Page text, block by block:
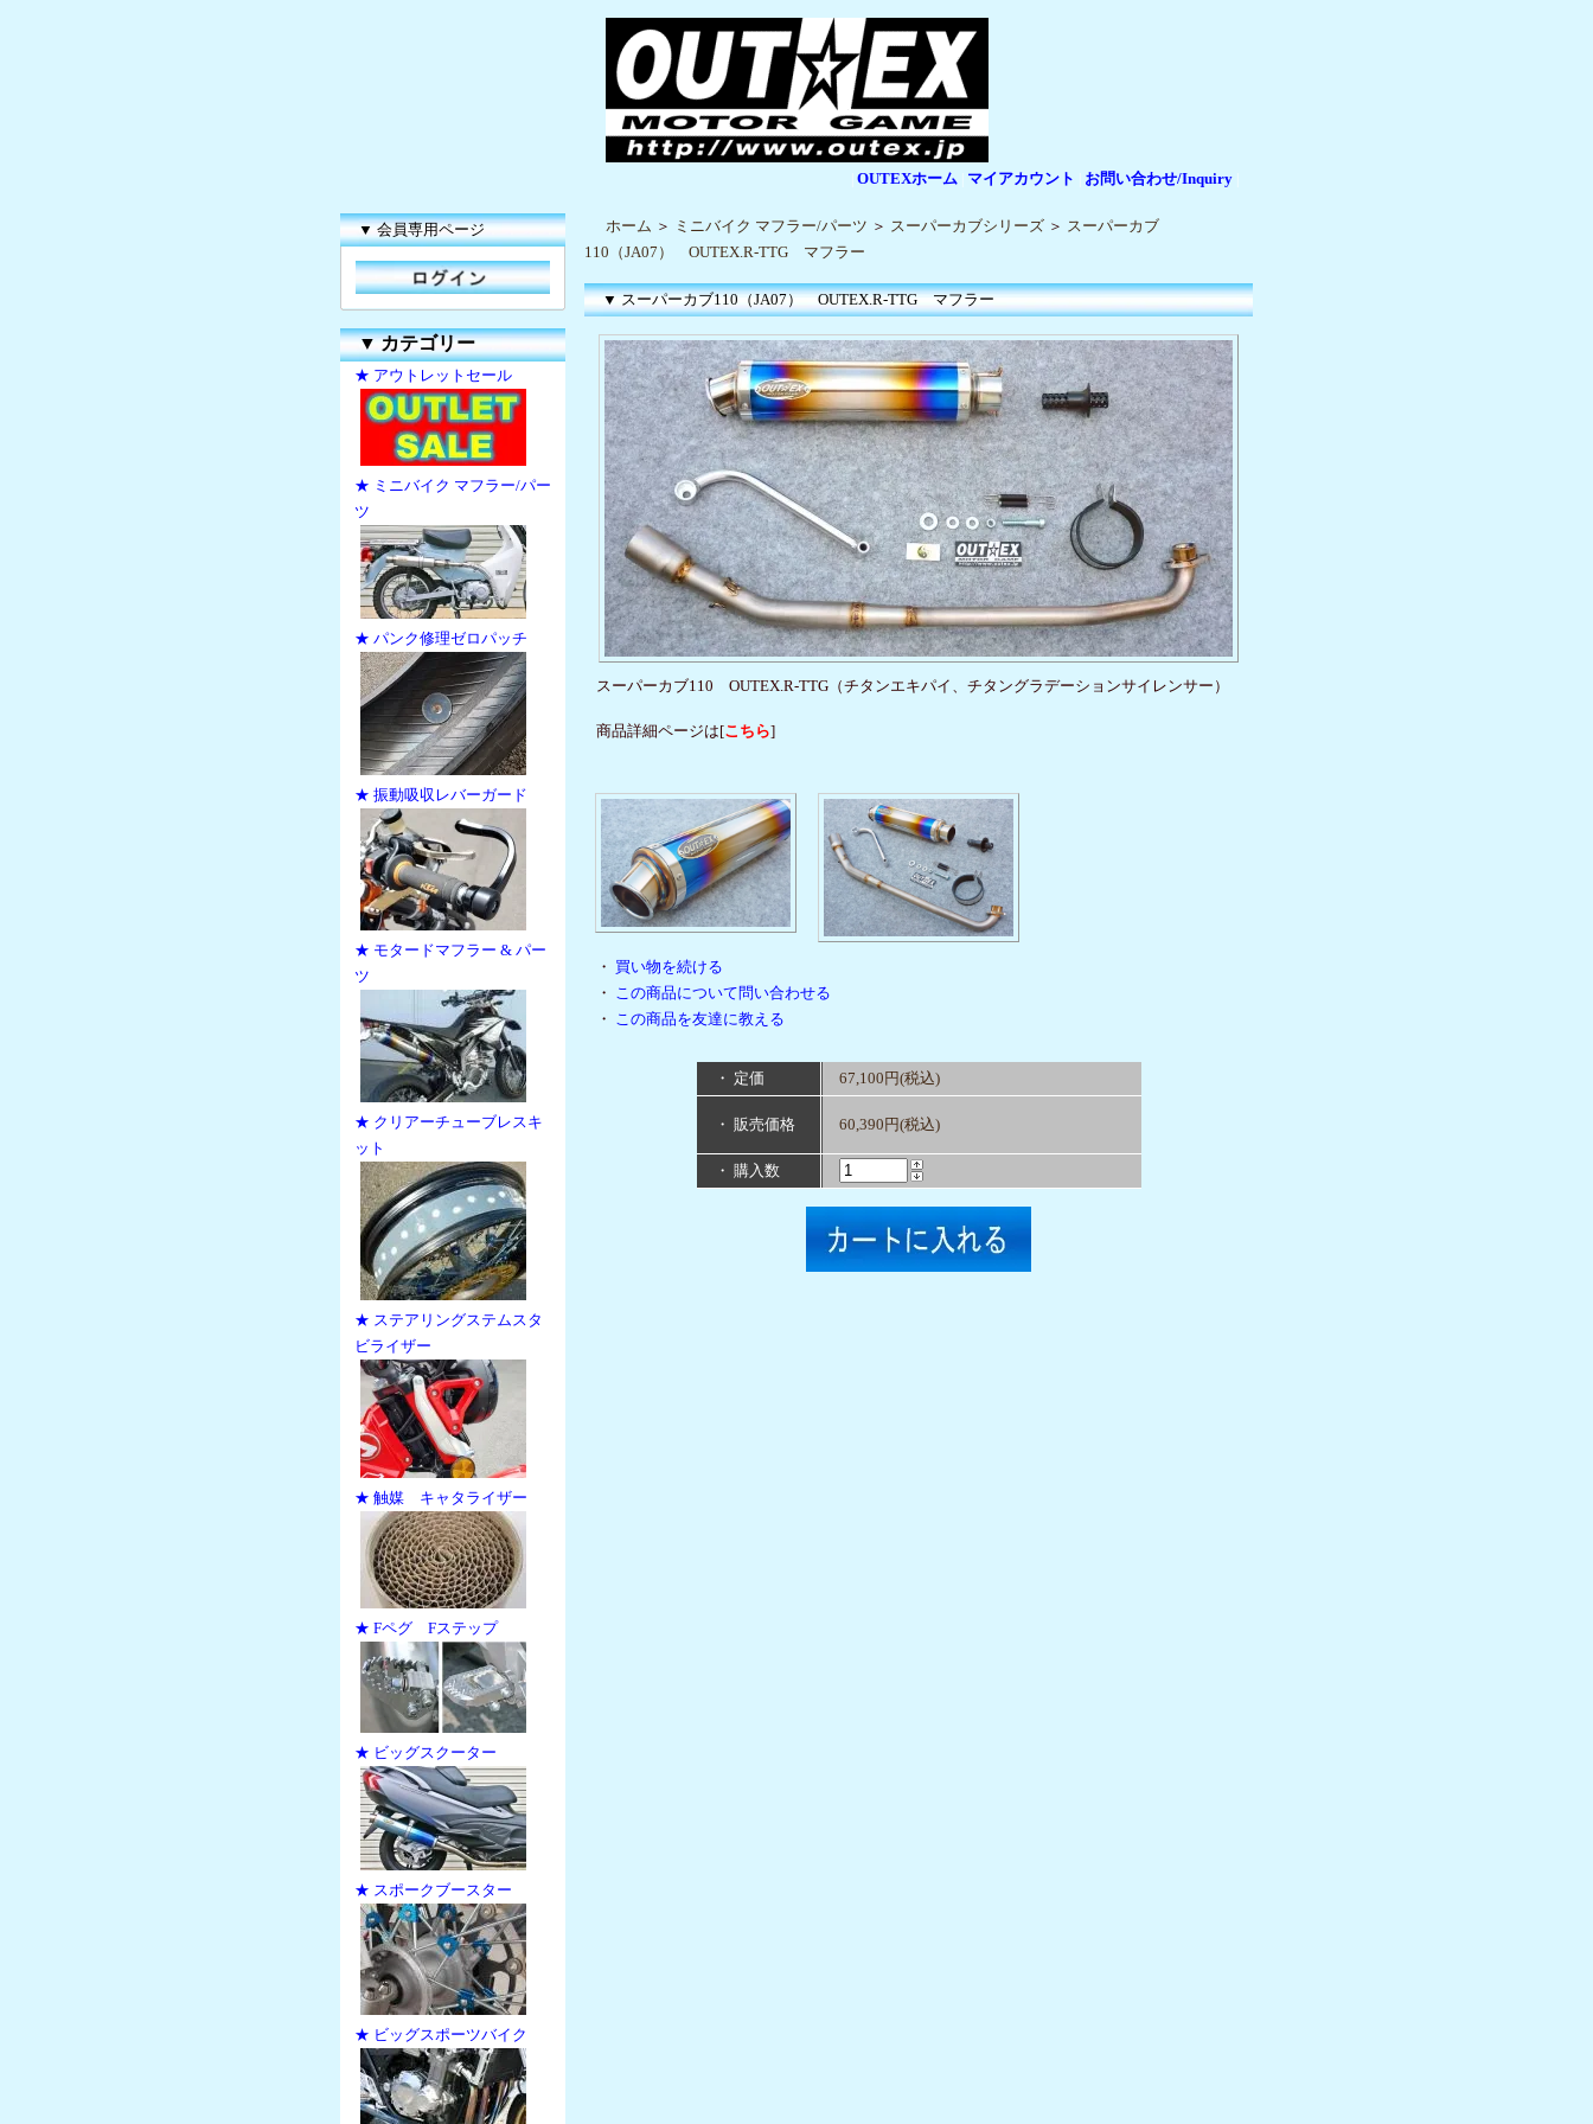
OUTEXホーム マイアカウント お問い合わせ/Inquiry
▼ 会員専用ページ
▼カテゴリー
★ アウトレットセール
★ ミニバイク マフラー/パー
ツ
★ パンク修理ゼロパッチ
★ 振動吸収レバーガード
★ モタードマフラー & パー
ツ
★ クリアーチューブレスキ
ット
★ ステアリングステムスタ
ビライザー
★ 触媒 キャタライザー
★ Fペグ Fステップ
★ ビッグスクーター
★ スポークブースター
★ ビッグスポーツバイク
ホーム ＞ ミニバイク マフラー/パーツ ＞ スーパーカブシリーズ ＞ スーパーカブ
110（JA07） OUTEX.R-TTG マフラー
▼ スーパーカブ110（JA07） OUTEX.R-TTG マフラー
スーパーカブ110 OUTEX.R-TTG（チタンエキパイ、チタングラデーションサイレンサー）
商品詳細ページは[こちら]
・ 買い物を続ける
・
この商品について問い合わせる
・
この商品を友達に教える
・ 定価 67,100円(税込)
・ 販売価格 60,390円(税込)
・ 購入数